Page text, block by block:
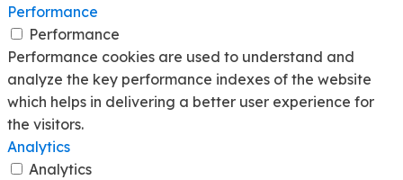
Performance
Performance
Performance cookies are used to understand and
analyze the key performance indexes of the website
which helps in delivering a better user experience for
the visitors.
Analytics
Analytics